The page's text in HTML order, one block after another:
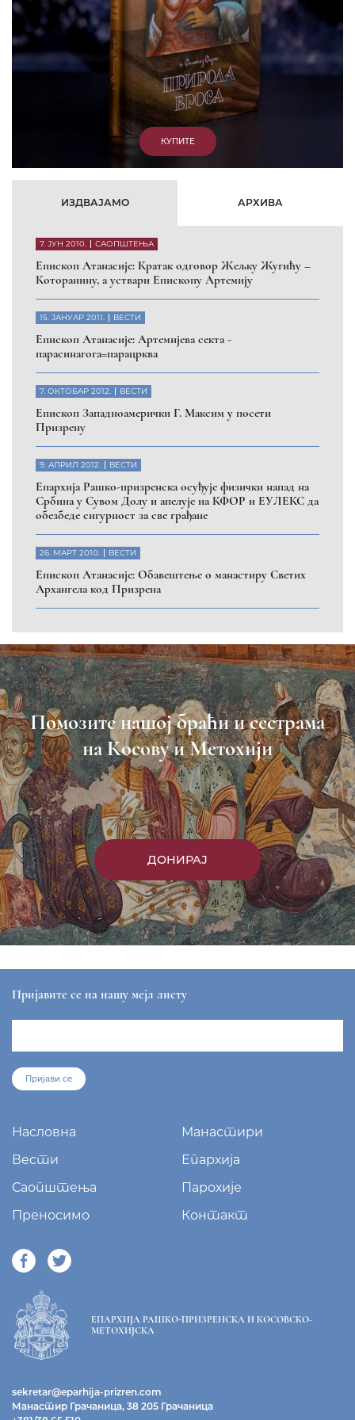
КУПИТЕ
ИЗДВАЈАМО АРХИВА
7. ЈУН 2010. САОПШТЕЊА
Eпископ Атанасије: Кратак одговор Жељку Жугићу –
Которанину, а уствари Епископу Артемију
15. ЈАНУАР 2011. ВЕСТИ
Eпископ Атанасије: Артемијева секта -
парасинагога=парацрква
7. ОКТОБАР 2012. ВЕСТИ
Eпископ Западноамерички Г. Максим у посети
Призрену
9. АПРИЛ 2012. ВЕСТИ
Eпархија Рашко-призренска осуђује физички напад на
Србина у Сувом Долу и апелује на КФОР и ЕУЛЕКС да
обезбеде сигурност за све грађане
26. МАРТ 2010. ВЕСТИ
Eпископ Атанасије: Обавештење о манастиру Светих
Архангела код Призрена
Помозите нашој браћи и сестрама
на Косову и Метохији
ДОНИРАЈ
Пријавите се на нашу мејл листу
Пријави се
Насловна
Манастири
Вести
Епархија
Саопштења
Парохије
Преносимо
Контакт
ЕПАРХИЈА РАШКО-ПРИЗРЕНСКА И КОСОВСКО-
МЕТОХИЈСКА
sekretar@eparhija-prizren.com
Манастир Грачаница, 38 205 Грачаница